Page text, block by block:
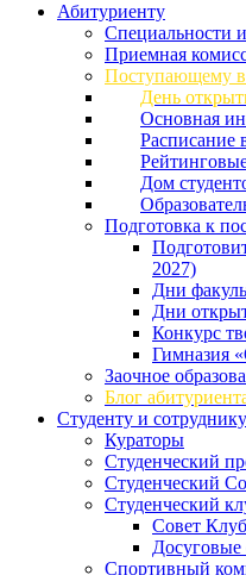
Абитуриенту
Специальности
Приемная
Поступающему в
День
Основная
Расписание
Дом
Подготовка к
2027)
Дни
Дни
Конкурс
Гимназия
Заочное
Блог
Студенту и сотруднику
Кураторы
Студенческий
Студенческий
Студенческий
Совет
Досуговые
Спортивный